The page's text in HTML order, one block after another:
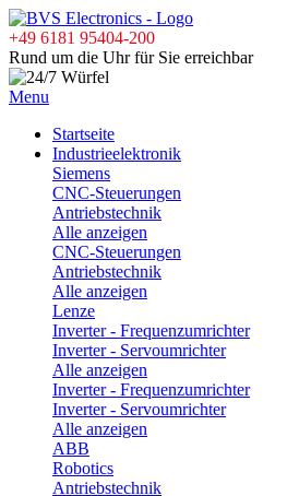
+49 6181 95404-200
Rund um die Uhr für Sie erreichbar
Menu
Startseite
Industrieelektronik
Siemens
CNC-Steuerungen
Antriebstechnik
Alle anzeigen
CNC-Steuerungen
Antriebstechnik
Alle anzeigen
Lenze
Inverter - Frequenzumrichter
Inverter - Servoumrichter
Alle anzeigen
Inverter - Frequenzumrichter
Inverter - Servoumrichter
Alle anzeigen
ABB
Robotics
Antriebstechnik